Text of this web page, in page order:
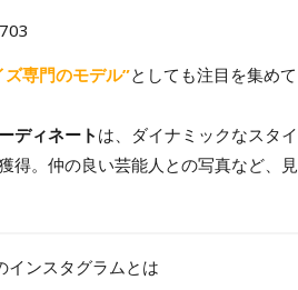
ズ専門のモデル”としても注目を集めて
ディネート は、ダイナミックなスタイ
得。仲の良い芸能人との写真など、見
インスタグラムとは